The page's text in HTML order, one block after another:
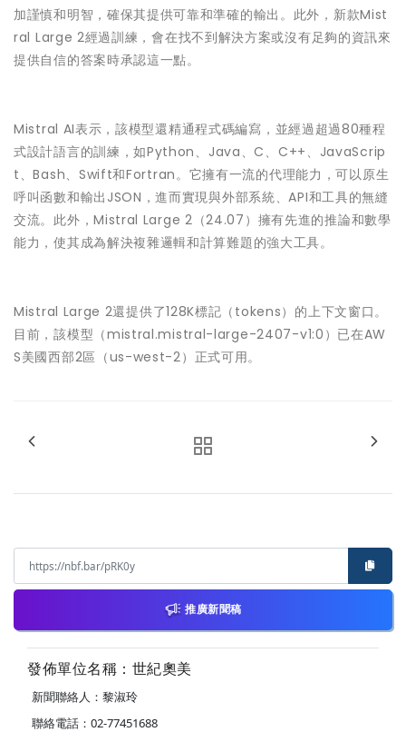
加謹慎和明智，確保其提供可靠和準確的輸出。此外，新款Mist
ral Large 2經過訓練，會在找不到解決方案或沒有足夠的資訊來
提供自信的答案時承認這一點。
Mistral AI表示，該模型還精通程式碼編寫，並經過超過80種程
式設計語言的訓練，如Python、Java、C、C++、JavaScrip
t、Bash、Swift和Fortran。它擁有一流的代理能力，可以原生
呼叫函數和輸出JSON，進而實現與外部系統、API和工具的無縫
交流。此外，Mistral Large 2（24.07）擁有先進的推論和數學
能力，使其成為解決複雜邏輯和計算難題的強大工具。
Mistral Large 2還提供了128K標記（tokens）的上下文窗口。
目前，該模型（mistral.mistral-large-2407-v1:0）已在AW
S美國西部2區（us-west-2）正式可用。
推廣新聞稿
發佈單位名稱：世紀奧美
新聞聯絡人：黎淑玲
聯絡電話：02-77451688